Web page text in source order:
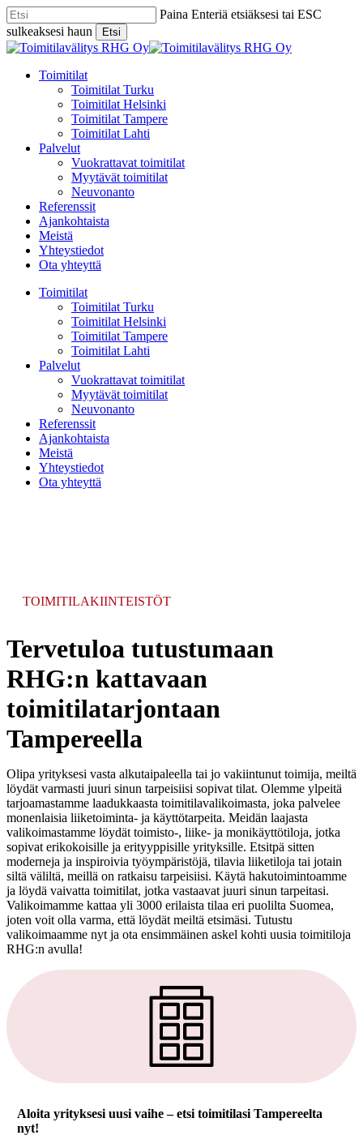
Skip
to
main
content
Paina Enteriä etsiäksesi tai ESC
sulkeaksesi haun
Etsi
Close
Menu
Toimitilat
Toimitilat Turku
Toimitilat Helsinki
Toimitilat Tampere
Toimitilat Lahti
Palvelut
Vuokrattavat toimitilat
Myytävät toimitilat
Neuvonanto
Referenssit
Ajankohtaista
Meistä
Yhteystiedot
Ota yhteyttä
Toimitilat
Toimitilat Turku
Toimitilat Helsinki
Toimitilat Tampere
Toimitilat Lahti
Palvelut
Vuokrattavat toimitilat
Myytävät toimitilat
Neuvonanto
Referenssit
Ajankohtaista
Meistä
Yhteystiedot
Ota yhteyttä
TOIMITILAKIINTEISTÖT
Tervetuloa tutustumaan
RHG:n kattavaan
toimitilatarjontaan
Tampereella
Olipa yrityksesi vasta alkutaipaleella tai jo vakiintunut toimija, meiltä
löydät varmasti juuri sinun tarpeisiisi sopivat tilat. Olemme ylpeitä
tarjoamastamme laadukkaasta toimitilavalikoimasta, joka palvelee
monenlaisia liiketoiminta- ja käyttötarpeita. Meidän laajasta
valikoimastamme löydät toimisto-, liike- ja monikäyttötiloja, jotka
sopivat erikokoisille ja erityyppisille yrityksille. Etsitpä sitten
moderneja ja inspiroivia työympäristöjä, tilavia liiketiloja tai jotain
siltä väliltä, meillä on ratkaisu tarpeisiisi. Käytä hakutoimintoamme
ja löydä vaivatta toimitilat, jotka vastaavat juuri sinun tarpeitasi.
Valikoimamme kattaa yli 3000 erilaista tilaa eri puolilta Suomea,
joten voit olla varma, että löydät meiltä etsimäsi. Tutustu
valikoimaamme nyt ja ota ensimmäinen askel kohti uusia toimitiloja
RHG:n avulla!
Aloita yrityksesi uusi vaihe – etsi toimitilasi Tampereelta
nyt!